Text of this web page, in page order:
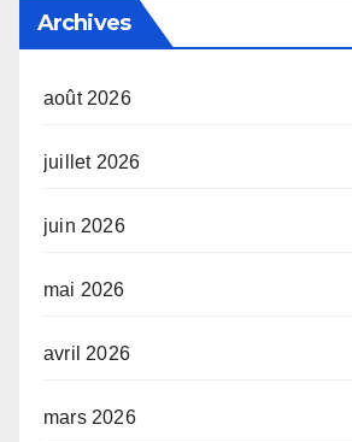
Archives
août 2026
juillet 2026
juin 2026
mai 2026
avril 2026
mars 2026